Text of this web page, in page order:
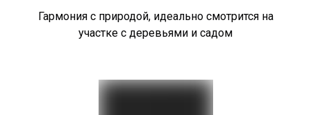
Гармония с природой, идеально смотрится на
участке с деревьями и садом